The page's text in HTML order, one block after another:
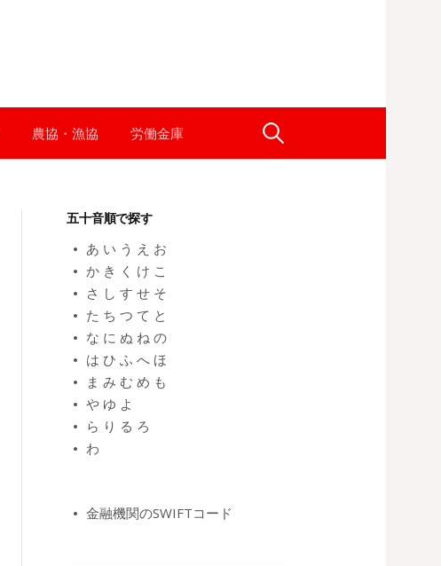
農協・漁協 労働金庫 検
五十音順で探す
あ い う え お
か き く け こ
さ し す せ そ
た ち つ て と
な に ぬ ね の
は ひ ふ へ ほ
ま み む め も
や ゆ よ
ら り る ろ
わ
金融機関のSWIFTコード